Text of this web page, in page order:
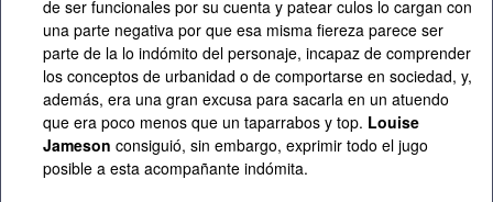
de ser funcionales por su cuenta y patear culos lo cargan con
una parte negativa por que esa misma fiereza parece ser
parte de la lo indómito del personaje, incapaz de comprender
los conceptos de urbanidad o de comportarse en sociedad, y,
además, era una gran excusa para sacarla en un atuendo
que era poco menos que un taparrabos y top. Louise
Jameson consiguió, sin embargo, exprimir todo el jugo
posible a esta acompañante indómita.